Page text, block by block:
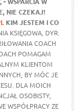
NIE CZEKAJ!
KIM JESTEM I CO
KSIĘGOWA, DYR.
COACH
POMAGAM
KLIENTOM
BY MÓC JE
DLA MOICH
OSOBISTY,
WSPÓŁPRACY ZE